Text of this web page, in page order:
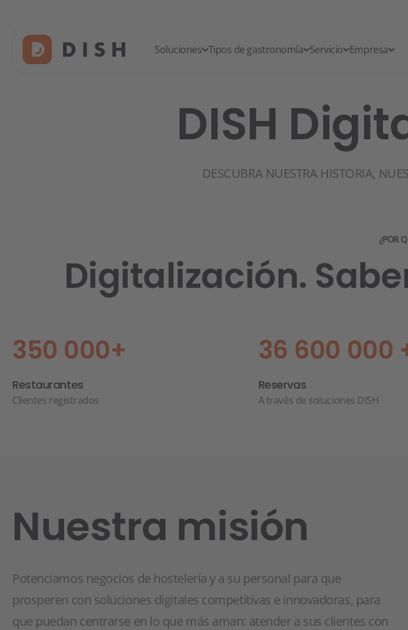
Soluciones Tipos de gastronomía Servicio Empresa
DISH
DESCUBRA NUESTRA HISTORIA,
¿POR
Digitalización.
350 000+
Restaurantes
Clientes registrados
36 600 000
Reservas
A través de soluciones DISH
Nuestra misión
Potenciamos negocios de hostelería y a su personal para que
prosperen con soluciones digitales competitivas e innovadoras, para
que puedan centrarse en lo que más aman: atender a sus clientes con